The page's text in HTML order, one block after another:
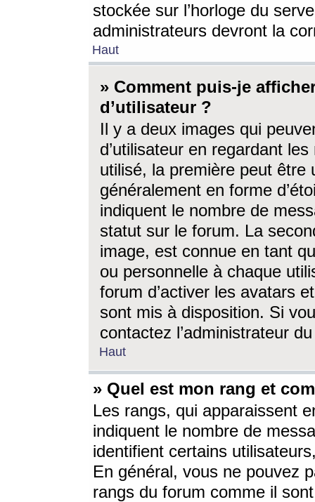
stockée sur l’horloge du
administrateurs devront la
Haut
» Comment puis-je
d’utilisateur ?
Il y a deux images qui
d’utilisateur en regardant
utilisé, la première peut être
généralement en forme
indiquent le nombre de
statut sur le forum. La
image, est connue en tant
ou personnelle à chaque
forum d’activer les avatars
sont mis à disposition. Si
contactez l’administrateur
Haut
» Quel est mon rang et
Les rangs, qui apparaissent
indiquent le nombre de
identifient certains
En général, vous ne pouvez
rangs du forum comme il